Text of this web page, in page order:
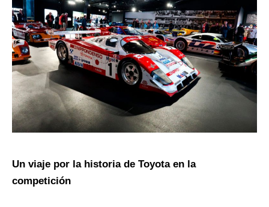
Un viaje por la historia de Toyota en la
competición